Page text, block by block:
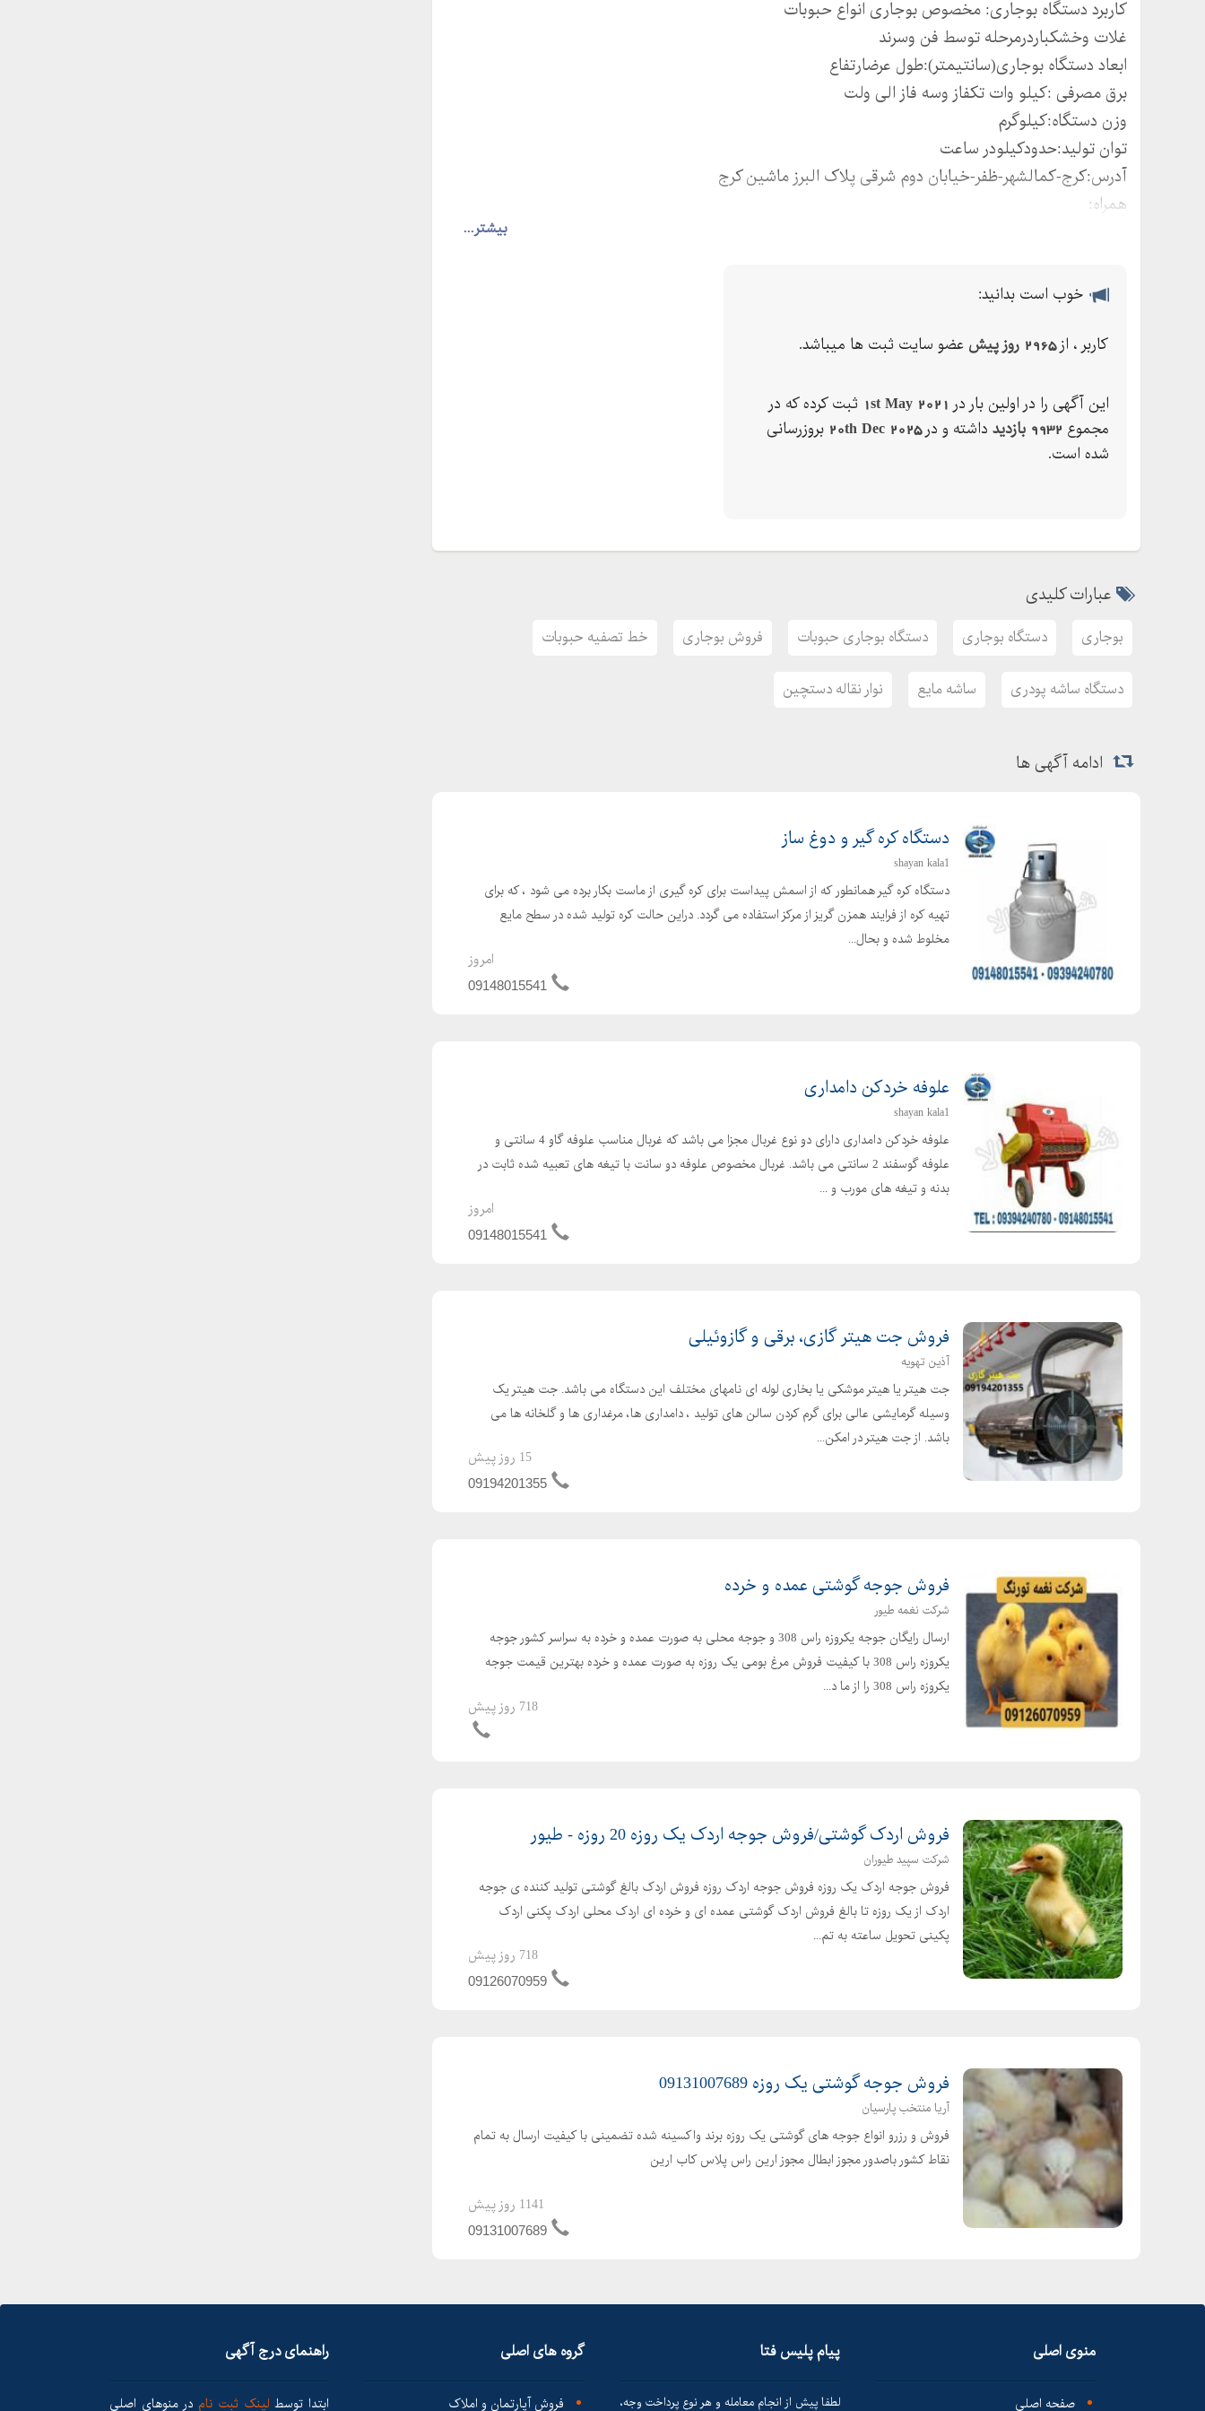
بیشتر...
کاربرد دستگاه بوجاری: مخصوص بوجاری انواع حبوبات
غلات وخشکباردرمرحله توسط فن وسرند
ابعاد دستگاه بوجاری(سانتیمتر):طول عرضارتفاع
برق مصرفی :کیلو وات تکفاز وسه فاز الی ولت
وزن دستگاه:کیلوگرم
توان تولید:حدودکیلودر ساعت
آدرس:کرج-کمالشهر-ظفر-خیابان دوم شرقی پلاک البرز ماشین کرج
همراه:
وب سایت:
دستگاه پولیش ، نوار نقاله دستچین ، بالابر کاسه ای ، دستگاه بسته بندی حبوبات و تاریخ زن و گاز ازت از
دستگاه توزین ، دستگاه توزین ، دستگاه توزین پنوماتیک ، دستگاه توزین پنوماتیک نیز از انواع دستگاه بسته
بندی می باشند.
دستگاه ساشه پودری و ساشه مایع نیز از دیگر دستگاه های البرز ماشین کرج می باشد.
خوب است بدانید:
کاربر ، از2965 روز پیش عضو سایت ثبت ها میباشد.
این آگهی را در اولین بار در 1st May 2021 ثبت کرده که در
مجموع 9932 بازدید داشته و در20th Dec 2025 بروزرسانی
شده است.
عبارات کلیدی
بوجاری دستگاه بوجاری دستگاه بوجاری حبوبات فروش بوجاری خط تصفیه حبوبات
دستگاه ساشه پودری ساشه مایع نوار نقاله دستچین
ادامه آگهی ها
دستگاه کره گیر و دوغ ساز
shayan kala1
دستگاه کره گیر همانطور که از اسمش پیداست برای کره گیری از ماست بکار برده می شود ، که برای
تهیه کره از فرایند همزن گریز از مرکز استفاده می گردد. دراین حالت کره تولید شده در سطح مایع
مخلوط شده و بحال...
امروز
09148015541
علوفه خردکن دامداری
shayan kala1
علوفه خردکن دامداری دارای دو نوع غربال مجزا می باشد که غربال مناسب علوفه گاو 4 سانتی و
علوفه گوسفند 2 سانتی می باشد. غربال مخصوص علوفه دو سانت با تیغه های تعبیه شده ثابت در
بدنه و تیغه های مورب و ...
امروز
09148015541
فروش جت هیتر گازی، برقی و گازوئیلی
آذین تهویه
جت هیتر یا هیتر موشکی یا بخاری لوله ای نامهای مختلف این دستگاه می باشد. جت هیتر یک
وسیله گرمایشی عالی برای گرم کردن سالن های تولید ، دامداری ها، مرغداری ها و گلخانه ها می
باشد. از جت هیتر در امکن...
15 روز پیش
09194201355
فروش جوجه گوشتی عمده و خرده
شرکت نغمه طیور
ارسال رایگان جوجه یکروزه راس 308 و جوجه محلی به صورت عمده و خرده به سراسر کشور جوجه
یکروزه راس 308 با کیفیت فروش مرغ بومی یک روزه به صورت عمده و خرده بهترین قیمت جوجه
یکروزه راس 308 را از ما د...
718 روز پیش
فروش اردک گوشتی/فروش جوجه اردک یک روزه 20 روزه - طیور
شرکت سپید طیوران
فروش جوجه اردک یک روزه فروش جوجه اردک روزه فروش اردک بالغ گوشتی تولید کننده ی جوجه
اردک از یک روزه تا بالغ فروش اردک گوشتی عمده ای و خرده ای اردک محلی اردک پکنی اردک
پکینی تحویل ساعته به تم...
718 روز پیش
09126070959
فروش جوجه گوشتی یک روزه 09131007689
آریا منتخب پارسیان
فروش و رزرو انواع جوجه های گوشتی یک روزه برند واکسینه شده تضمینی با کیفیت ارسال به تمام
نقاط کشور باصدور مجوز ابطال مجوز ارین راس پلاس کاب ارین
1141 روز پیش
09131007689
منوی اصلی
صفحه اصلی
پیام پلیس فتا
لطفا پیش از انجام معامله و هر نوع پرداخت وجه،
گروه های اصلی
فروش آپارتمان و املاک
راهنمای درج آگهی
ابتدا توسط لینک ثبت نام در منوهای اصلی